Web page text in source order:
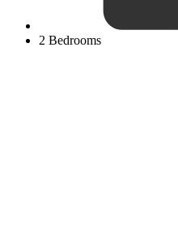
2 Bedrooms